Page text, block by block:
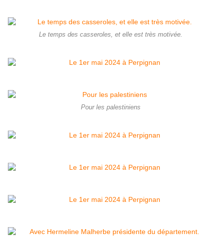
Le temps des casseroles, et elle est très motivée.
Pour les palestiniens